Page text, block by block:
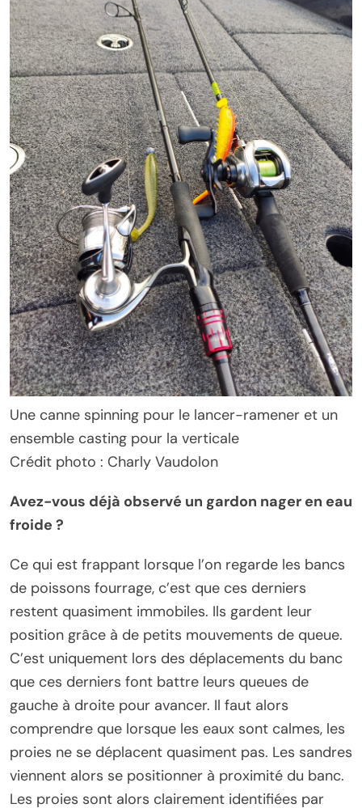
Une canne spinning pour le lancer-ramener et un
ensemble casting pour la verticale
Crédit photo : Charly Vaudolon
Avez-vous déjà observé un gardon nager en eau
froide ?
Ce qui est frappant lorsque l’on regarde les bancs
de poissons fourrage, c’est que ces derniers
restent quasiment immobiles. Ils gardent leur
position grâce à de petits mouvements de queue.
C’est uniquement lors des déplacements du banc
que ces derniers font battre leurs queues de
gauche à droite pour avancer. Il faut alors
comprendre que lorsque les eaux sont calmes, les
proies ne se déplacent quasiment pas. Les sandres
viennent alors se positionner à proximité du banc.
Les proies sont alors clairement identifiées par